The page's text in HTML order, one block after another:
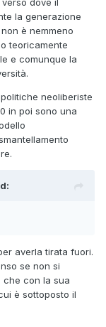
dove il
la generazione
è nemmeno
teoricamente
e comunque la
neoliberiste
in poi sono una
averla tirata fuori.
se non si
che con la sua
è sottoposto il